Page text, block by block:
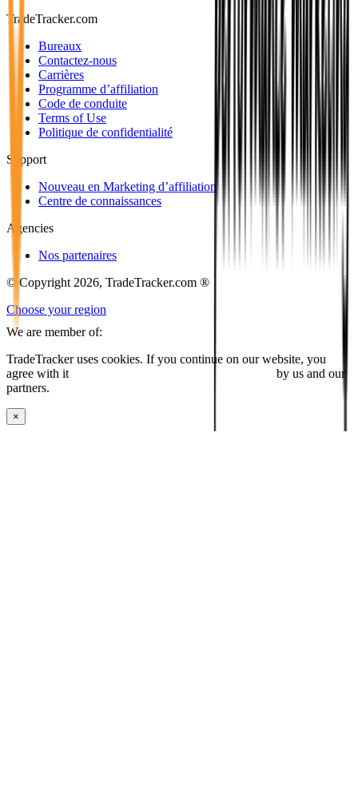
TradeTracker.com
Bureaux
Contactez-nous
Carrières
Programme d’affiliation
Code de conduite
Terms of Use
Politique de confidentialité
Support
Nouveau en Marketing d’affiliation
Centre de connaissances
Agencies
Nos partenaires
© Copyright 2026, TradeTracker.com ®
Choose your region
We are member of:
TradeTracker uses cookies. If you continue on our website, you
agree with it
by us and our
partners.
×